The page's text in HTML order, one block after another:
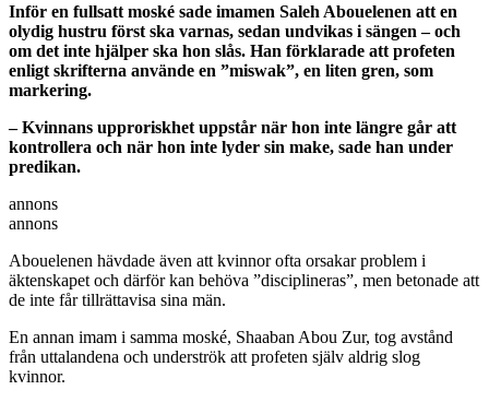
Inför en fullsatt moské sade imamen Saleh Abouelenen att en
olydig hustru först ska varnas, sedan undvikas i sängen – och
om det inte hjälper ska hon slås. Han förklarade att profeten
enligt skrifterna använde en ”miswak”, en liten gren, som
markering.
– Kvinnans upproriskhet uppstår när hon inte längre går att
kontrollera och när hon inte lyder sin make, sade han under
predikan.
annons
annons
Abouelenen hävdade även att kvinnor ofta orsakar problem i
äktenskapet och därför kan behöva ”disciplineras”, men betonade att
de inte får tillrättavisa sina män.
En annan imam i samma moské, Shaaban Abou Zur, tog avstånd
från uttalandena och underströk att profeten själv aldrig slog
kvinnor.